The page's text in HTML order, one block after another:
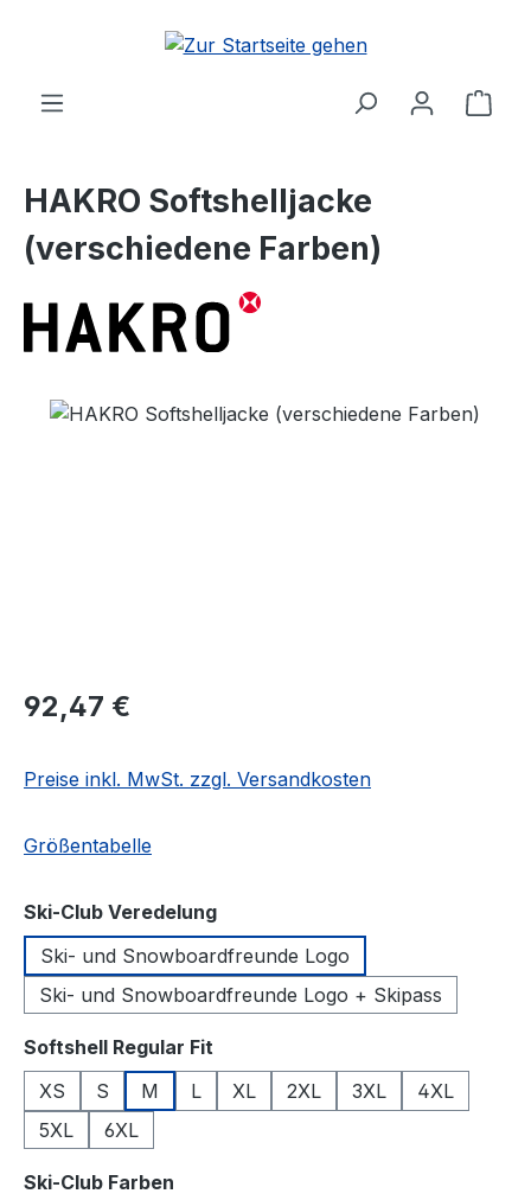
Zum Hauptinhalt springen
HAKRO Softshelljacke
(verschiedene Farben)
Bildergalerie überspringen
Regulärer Preis:
92,47 €
Preise inkl. MwSt. zzgl. Versandkosten
Größentabelle
Ski-Club Veredelungauswählen
Ski- und Snowboardfreunde Logo
Ski- und Snowboardfreunde Logo + Skipass
Softshell Regular Fit
XS
S M L XL 2XL 3XL
4XL
5XL
6XL
Ski-Club Farben